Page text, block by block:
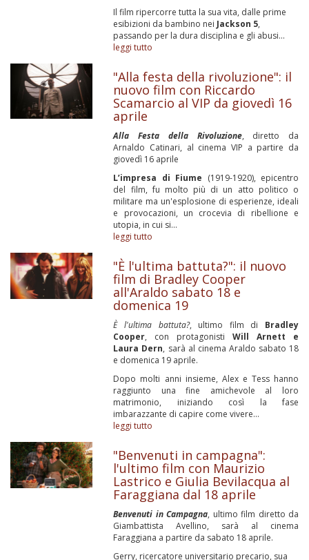
Il film ripercorre tutta la sua vita, dalle prime
esibizioni da bambino nei Jackson 5,
passando per la dura disciplina e gli abusi...
leggi tutto
"Alla festa della rivoluzione": il
nuovo film con Riccardo
Scamarcio al VIP da giovedì 16
aprile
Alla Festa della Rivoluzione, diretto da
Arnaldo Catinari, al cinema VIP a partire da
giovedì 16 aprile
L’impresa di Fiume (1919-1920), epicentro
del film, fu molto più di un atto politico o
militare ma un'esplosione di esperienze, ideali
e provocazioni, un crocevia di ribellione e
utopia, in cui si...
leggi tutto
"È l'ultima battuta?": il nuovo
film di Bradley Cooper
all'Araldo sabato 18 e
domenica 19
È l'ultima battuta?, ultimo film di Bradley
Cooper, con protagonistiWill Arnett e
Laura Dern, sarà al cinema Araldo sabato 18
e domenica 19 aprile.
Dopo molti anni insieme, Alex e Tess hanno
raggiunto una fine amichevole al loro
matrimonio, iniziando così la fase
imbarazzante di capire come vivere...
leggi tutto
"Benvenuti in campagna":
l'ultimo film con Maurizio
Lastrico e Giulia Bevilacqua al
Faraggiana dal 18 aprile
Benvenuti in Campagna, ultimo film diretto da
Giambattista Avellino, sarà al cinema
Faraggiana a partire da sabato 18 aprile.
Gerry, ricercatore universitario precario, sua